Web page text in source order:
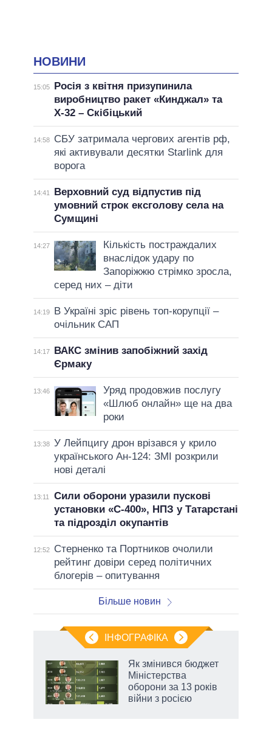
НОВИНИ
15:05
Росія з квітня призупинила
виробництво ракет «Кинджал» та
Х-32 – Скібіцький
14:58
СБУ затримала чергових агентів рф,
які активували десятки Starlink для
ворога
14:41
Верховний суд відпустив під
умовний строк ексголову села на
Сумщині
14:27
Кількість постраждалих
внаслідок удару по
Запоріжжю стрімко зросла,
серед них – діти
14:19
В Україні зріс рівень топ-корупції –
очільник САП
14:17
ВАКС змінив запобіжний захід
Єрмаку
13:46
Уряд продовжив послугу
«Шлюб онлайн» ще на два
роки
13:38 У Лейпцигу дрон врізався у крило
українського Ан-124: ЗМІ розкрили
нові деталі
13:11
Сили оборони уразили пускові
установки «С-400», НПЗ у Татарстані
та підрозділ окупантів
12:52
Стерненко та Портников очолили
рейтинг довіри серед політичних
блогерів – опитування
Більше новин
ІНФОГРАФІКА
Як змінився бюджет
Міністерства
оборони за 13 років
війни з росією